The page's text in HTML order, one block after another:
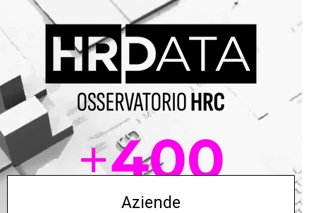
+400
Aziende